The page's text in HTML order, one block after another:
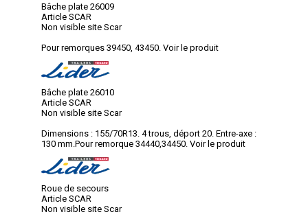
Bâche plate 26009
Article SCAR
Non visible site Scar
Pour remorques 39450, 43450. Voir le produit
Bâche plate 26010
Article SCAR
Non visible site Scar
Dimensions : 155/70R13. 4 trous, déport 20. Entre-axe :
130 mm.Pour remorque 34440,34450. Voir le produit
Roue de secours
Article SCAR
Non visible site Scar